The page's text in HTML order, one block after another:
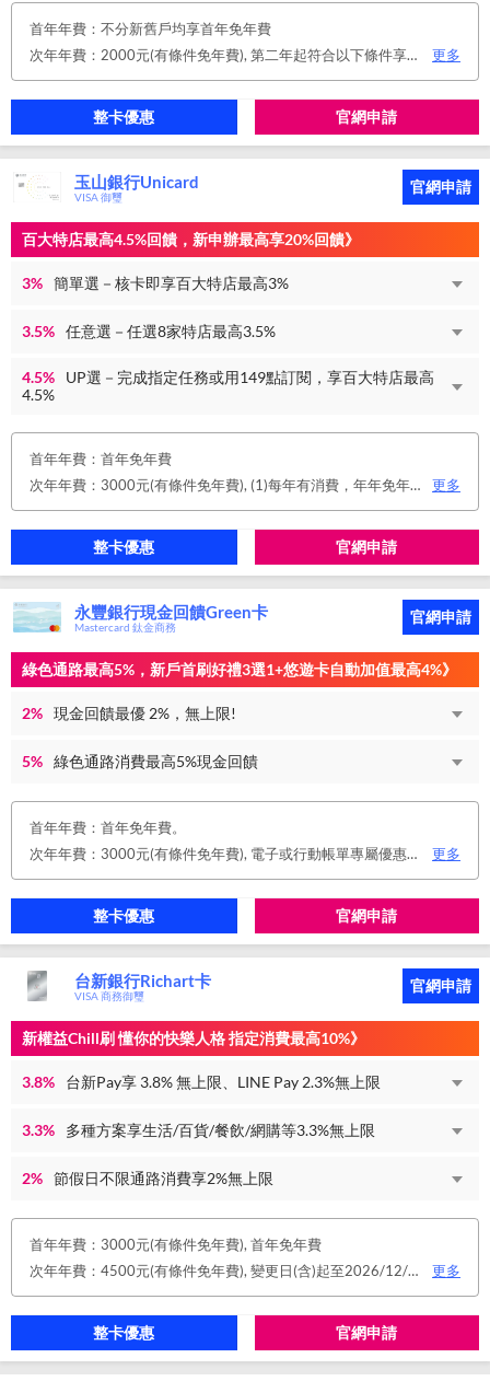
首年年費：不分新舊戶均享首年免年費
次年年費：2000元(有條件免年費), 第二年起符合以下條件享年費優惠辦法 • 使用非紙本帳單(電子帳單或行動帳單)終身免年費 • 前一年消費滿 8 萬或 12 次享次年免年費
更多
整卡優惠 官網申請
玉山銀行Unicard
VISA 御璽
官網申請
百大特店最高4.5%回饋，新申辦最高享20%回饋》
3% 簡單選－核卡即享百大特店最高3%
3.5% 任意選－任選8家特店最高3.5%
4.5%
UP選－完成指定任務或用149點訂閱，享百大特店最高
4.5%
首年年費：首年免年費
次年年費：3000元(有條件免年費), (1)每年有消費，年年免年費。或(2)同時使用玉山帳戶自動扣繳信用卡款及帳單e化期間享免年費優惠。
更多
整卡優惠 官網申請
永豐銀行現金回饋Green卡
Mastercard 鈦金商務
官網申請
綠色通路最高5%，新戶首刷好禮3選1+悠遊卡自動加值最高4%》
2% 現金回饋最優 2%，無上限!
5% 綠色通路消費最高5%現金回饋
首年年費：首年免年費。
次年年費：3000元(有條件免年費), 電子或行動帳單專屬優惠： 申請信用卡電子或行動對帳單且取消實體帳單，於電子/行動帳單申請期間，正、附卡皆享免年費之優惠。 年度消費減免辦法： 第2年起，以收取年費當年前12個月累計消費滿NT$150,000或不限金額消費12次，即免收次年年費。 年費：正卡NT$3,000、附卡NT$1,500，附卡6張(含)以內免年費。
更多
整卡優惠 官網申請
台新銀行Richart卡
VISA 商務御璽
官網申請
新權益Chill刷 懂你的快樂人格 指定消費最高10%》
3.8% 台新Pay享 3.8% 無上限、LINE Pay 2.3%無上限
3.3% 多種方案享生活/百貨/餐飲/網購等3.3%無上限
2% 節假日不限通路消費享2%無上限
首年年費：3000元(有條件免年費), 首年免年費
次年年費：4500元(有條件免年費), 變更日(含)起至2026/12/31止，符合原卡別之免年費消費條件 或 使用台新信用卡數位帳單(包含電子/行動帳單)且生效，即享免年費優惠。
更多
整卡優惠 官網申請